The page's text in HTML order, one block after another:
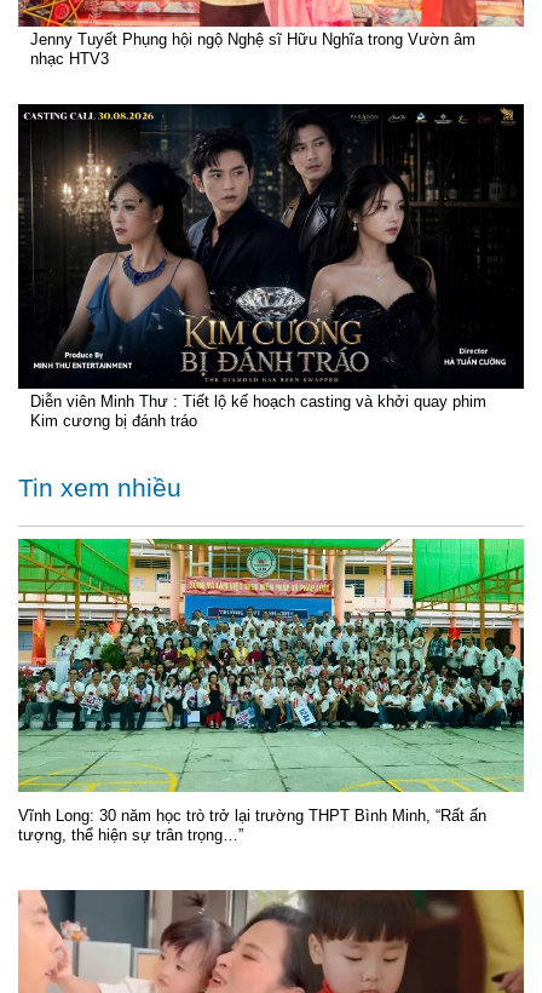
Jenny Tuyết Phụng hội ngộ Nghệ sĩ Hữu Nghĩa trong Vườn âm
nhạc HTV3
Diễn viên Minh Thư : Tiết lộ kế hoạch casting và khởi quay phim
Kim cương bị đánh tráo
Tin xem nhiều
Vĩnh Long: 30 năm học trò trở lại trường THPT Bình Minh, “Rất ấn
tượng, thể hiện sự trân trọng…”